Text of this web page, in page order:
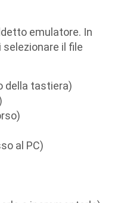
emulatore. In
selezionare il file
della tastiera)
al PC)